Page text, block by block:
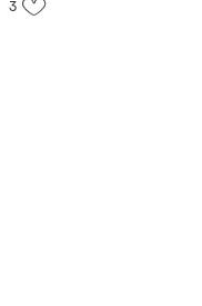
3